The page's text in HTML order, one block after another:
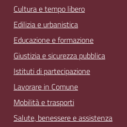
Cultura e tempo libero
Edilizia e urbanistica
Educazione e formazione
Giustizia e sicurezza pubblica
Istituti di partecipazione
Lavorare in Comune
Mobilità e trasporti
Salute, benessere e assistenza